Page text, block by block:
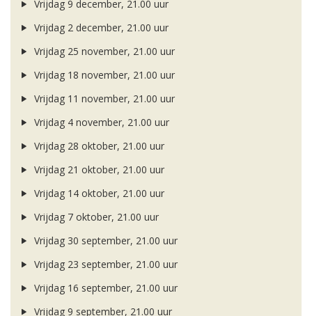
Vrijdag 9 december, 21.00 uur
Vrijdag 2 december, 21.00 uur
Vrijdag 25 november, 21.00 uur
Vrijdag 18 november, 21.00 uur
Vrijdag 11 november, 21.00 uur
Vrijdag 4 november, 21.00 uur
Vrijdag 28 oktober, 21.00 uur
Vrijdag 21 oktober, 21.00 uur
Vrijdag 14 oktober, 21.00 uur
Vrijdag 7 oktober, 21.00 uur
Vrijdag 30 september, 21.00 uur
Vrijdag 23 september, 21.00 uur
Vrijdag 16 september, 21.00 uur
Vrijdag 9 september, 21.00 uur